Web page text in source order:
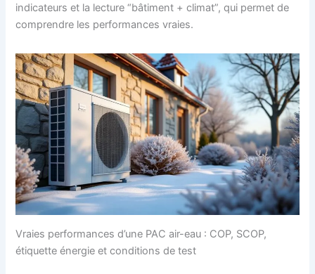
indicateurs et la lecture “bâtiment + climat”, qui permet de
comprendre les performances vraies.
Vraies performances d’une PAC air-eau : COP, SCOP,
étiquette énergie et conditions de test